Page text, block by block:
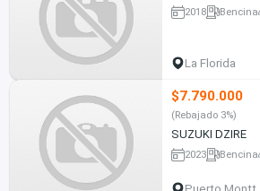
2018 Bencina
La Florida
$7.790.000
(Rebajado 3%)
SUZUKI DZIRE
2023 Bencina